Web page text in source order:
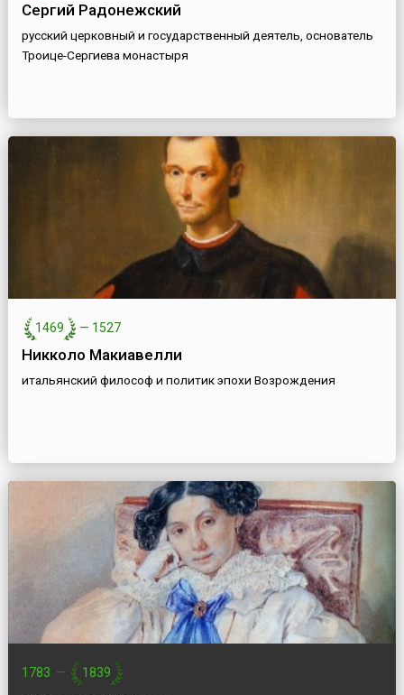
Сергий Радонежский
русский церковный и государственный деятель, основатель
Троице-Сергиева монастыря
1469 — 1527
Никколо Макиавелли
итальянский философ и политик эпохи Возрождения
1783 — 1839